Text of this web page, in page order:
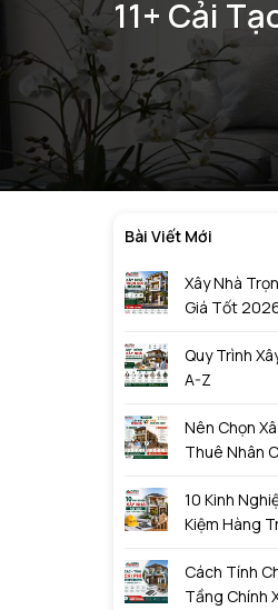
11+ Cải
Bài Viết Mới
Xây Nhà
Giá Tốt
Quy Trình
A-Z
Nên Chọn
Thuê Nhân
10 Kinh
Kiệm Hàng
Cách Tính
Tầng Chính